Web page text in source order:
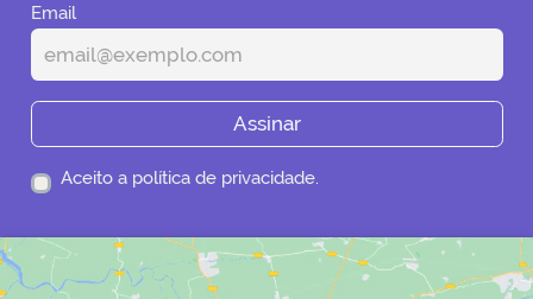
Email
Assinar
Aceito a política de privacidade.